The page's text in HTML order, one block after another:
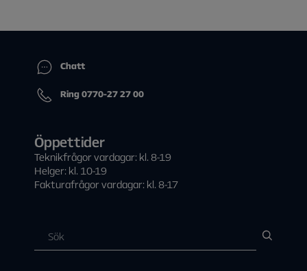
Chatt
Ring 0770-27 27 00
Öppettider
Teknikfrågor vardagar: kl. 8-19
Helger: kl. 10-19
Fakturafrågor vardagar: kl. 8-17